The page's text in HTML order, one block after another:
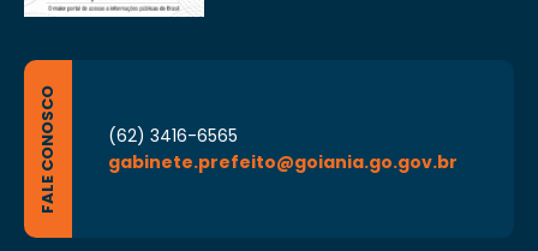
FALE CONOSCO
(62) 3416-6565
gabinete.prefeito@goiania.go.gov.br